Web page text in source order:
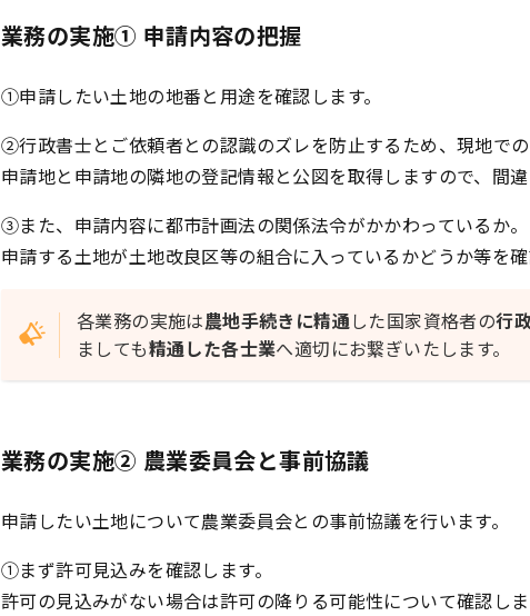
業務の実施① 申請内容の把握
①申請したい土地の地番と用途を確認します。
②行政書士とご依頼者との認識のズレを防止するため、現地での
申請地と申請地の隣地の登記情報と公図を取得しますので、間違
③また、申請内容に都市計画法の関係法令がかかわっているか。
申請する土地が土地改良区等の組合に入っているかどうか等を確
各業務の実施は農地手続きに精通した国家資格者の行
ましても精通した各士業へ適切にお繋ぎいたします。
業務の実施② 農業委員会と事前協議
申請したい土地について農業委員会との事前協議を行います。
①まず許可見込みを確認します。
許可の見込みがない場合は許可の降りる可能性について確認しま